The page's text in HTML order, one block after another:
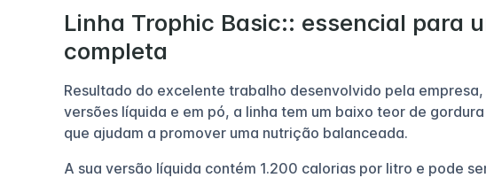
Linha Trophic Basic:: essencial para
completa
Resultado do excelente trabalho desenvolvido pela
versões líquida e em pó, a linha tem um baixo teor de
que ajudam a promover uma nutrição balanceada.
A sua versão líquida contém 1.200 calorias por litro e pode